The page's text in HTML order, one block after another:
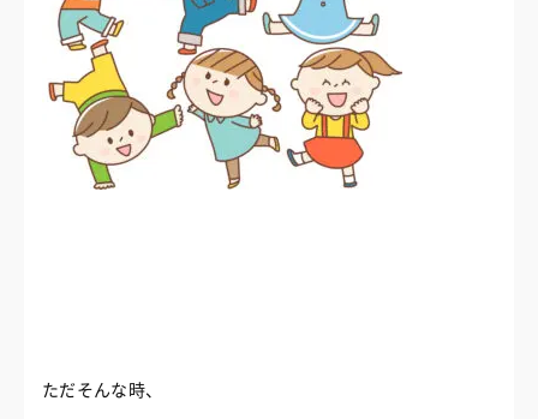
ただそんな時、